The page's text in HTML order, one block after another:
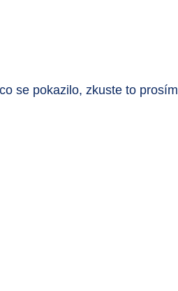
se pokazilo, zkuste to